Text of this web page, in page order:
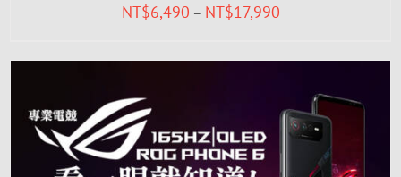
NT$6,490 – NT$17,990